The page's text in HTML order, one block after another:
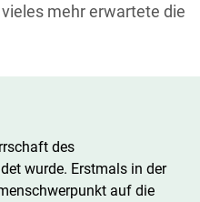
mehr erwartete die
des
wurde. Erstmals in der
auf die